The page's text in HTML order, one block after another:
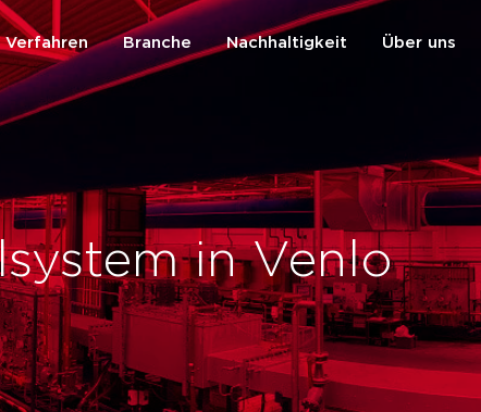
Verfahren Branche Nachhaltigkeit Über uns
in Venlo